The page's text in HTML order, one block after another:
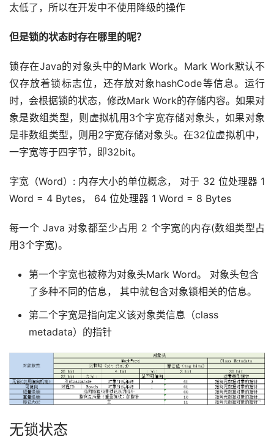
太低了，所以在开发中不使用降级的操作
但是锁的状态时存在哪里的呢？
锁存在Java的对象头中的Mark Work。Mark Work默认不
仅存放着锁标志位，还存放对象hashCode等信息。运行
时，会根据锁的状态，修改Mark Work的存储内容。如果对
象是数组类型，则虚拟机用3个字宽存储对象头，如果对象
是非数组类型，则用2字宽存储对象头。在32位虚拟机中，
一字宽等于四字节，即32bit。
字宽（Word）: 内存大小的单位概念， 对于 32 位处理器 1
Word = 4 Bytes， 64 位处理器 1 Word = 8 Bytes
每一个 Java 对象都至少占用 2 个字宽的内存(数组类型占
用3个字宽)。
第一个字宽也被称为对象头Mark Word。 对象头包含
了多种不同的信息， 其中就包含对象锁相关的信息。
第二个字宽是指向定义该对象类信息（class
metadata）的指针
无锁状态